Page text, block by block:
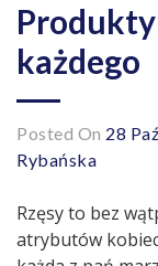
każdego
Posted On 28
Rybańska
Rzęsy to bez
atrybutów